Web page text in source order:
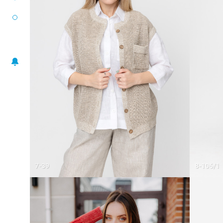
ПОНЧО
ПЛАТЬЯ
ЮБКИ
БЛУЗА-ТОП
БРЮКИ
АКСЕССУАРЫ
7-39 8-106/1